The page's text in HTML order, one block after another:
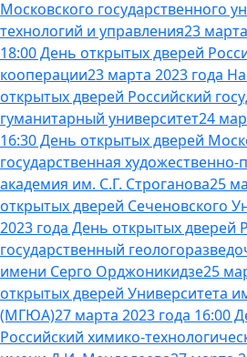
Московского государственного
технологий и управления23
18:00 День открытых дверей
кооперации23 марта 2023 года
открытых дверей Российский
гуманитарный университет24
16:30 День открытых дверей
государственная
академия им. С.Г. Строганова25
открытых дверей Сеченовского
2023 года День открытых дверей
государственный
имени Серго Орджоникидзе25
открытых дверей Университета
(МГЮА)27 марта 2023 года 16:00
Российский химико-